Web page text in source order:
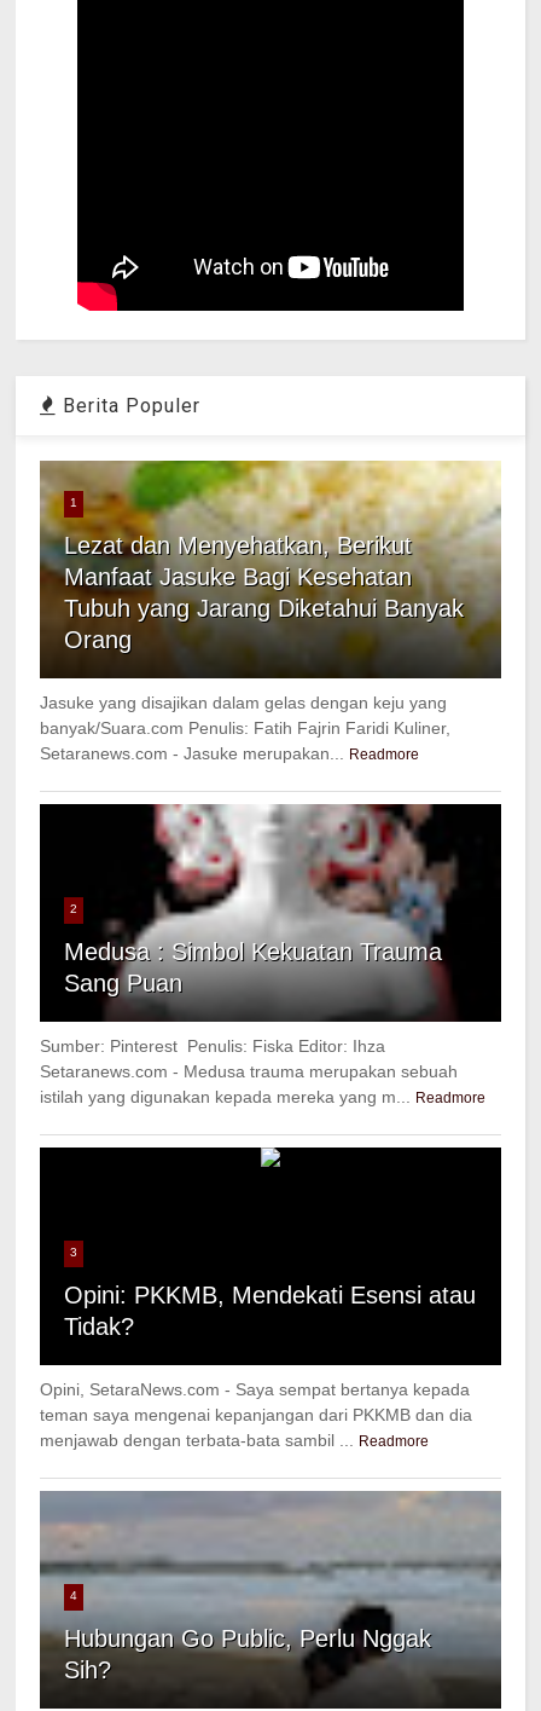
Berita Populer
1
Lezat dan Menyehatkan, Berikut
Manfaat Jasuke Bagi Kesehatan
Tubuh yang Jarang Diketahui Banyak
Orang
Jasuke yang disajikan dalam gelas dengan keju yang
banyak/Suara.com Penulis: Fatih Fajrin Faridi Kuliner,
Setaranews.com - Jasuke merupakan...
Readmore
2
Medusa : Simbol Kekuatan Trauma
Sang Puan
Sumber: Pinterest Penulis: Fiska Editor: Ihza
Setaranews.com - Medusa trauma merupakan sebuah
istilah yang digunakan kepada mereka yang m...
Readmore
3
Opini: PKKMB, Mendekati Esensi atau
Tidak?
Opini, SetaraNews.com - Saya sempat bertanya kepada
teman saya mengenai kepanjangan dari PKKMB dan dia
menjawab dengan terbata-bata sambil ...
Readmore
4
Hubungan Go Public, Perlu Nggak
Sih?